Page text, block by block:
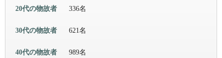
20代の物故者 336名
30代の物故者 621名
40代の物故者 989名